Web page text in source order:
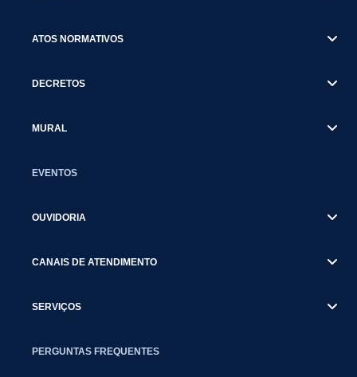
ATOS NORMATIVOS
DECRETOS
MURAL
EVENTOS
OUVIDORIA
CANAIS DE ATENDIMENTO
SERVIÇOS
PERGUNTAS FREQUENTES